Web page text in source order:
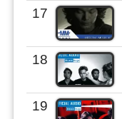
17
18
19